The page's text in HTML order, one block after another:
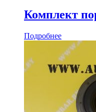
Комплект
Подробнее